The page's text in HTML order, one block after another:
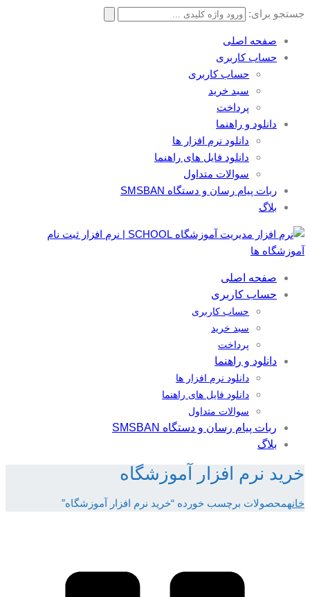
جستجو برای:
صفحه اصلی
حساب کاربری
حساب کاربری
سبد خرید
پرداخت
دانلود و راهنما
دانلود نرم افزار ها
دانلود فایل های راهنما
سوالات متداول
ربات پیام رسان و دستگاه SMSBAN
بلاگ
صفحه اصلی
حساب کاربری
حساب کاربری
سبد خرید
پرداخت
دانلود و راهنما
دانلود نرم افزار ها
دانلود فایل های راهنما
سوالات متداول
ربات پیام رسان و دستگاه SMSBAN
بلاگ
خرید نرم افزار آموزشگاه
خانهمحصولات برچسب خورده “خرید نرم افزار آموزشگاه”